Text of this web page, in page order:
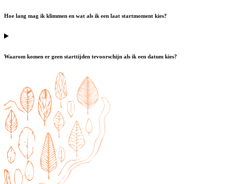
Hoe lang mag ik klimmen en wat als ik een laat startmoment kies?
Waarom komen er geen starttijden tevoorschijn als ik een datum kies?